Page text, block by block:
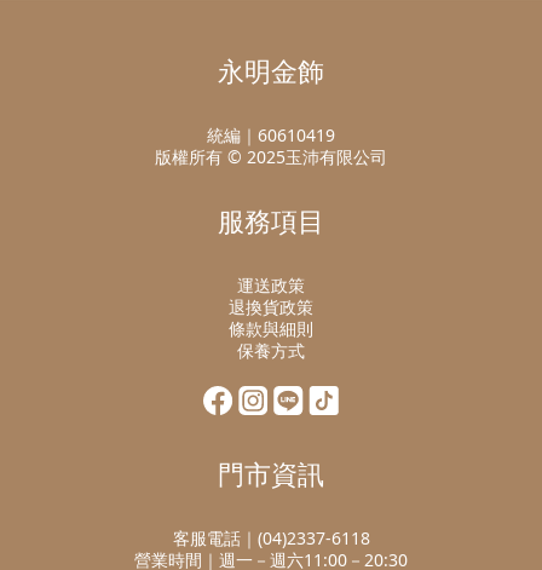
永明金飾
統編｜60610419
版權所有 © 2025玉沛有限公司
服務項目
運送政策
退換貨政策
條款與細則
保養方式
門市資訊
客服電話｜(04)2337-6118
營業時間｜週一－週六11:00－20:30